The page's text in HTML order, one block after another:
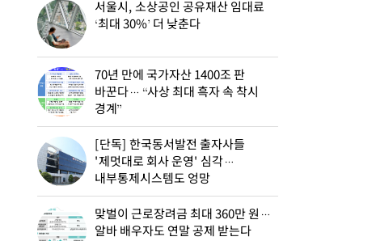
서울시, 소상공인 공유재산 임대료
‘최대 30%’ 더 낮춘다
70년 만에 국가자산 1400조 판
바꾼다… “사상 최대 흑자 속 착시
경계”
[단독] 한국동서발전 출자사들
'제멋대로 회사 운영' 심각…
내부통제시스템도 엉망
맞벌이 근로장려금 최대 360만 원…
알바 배우자도 연말 공제 받는다